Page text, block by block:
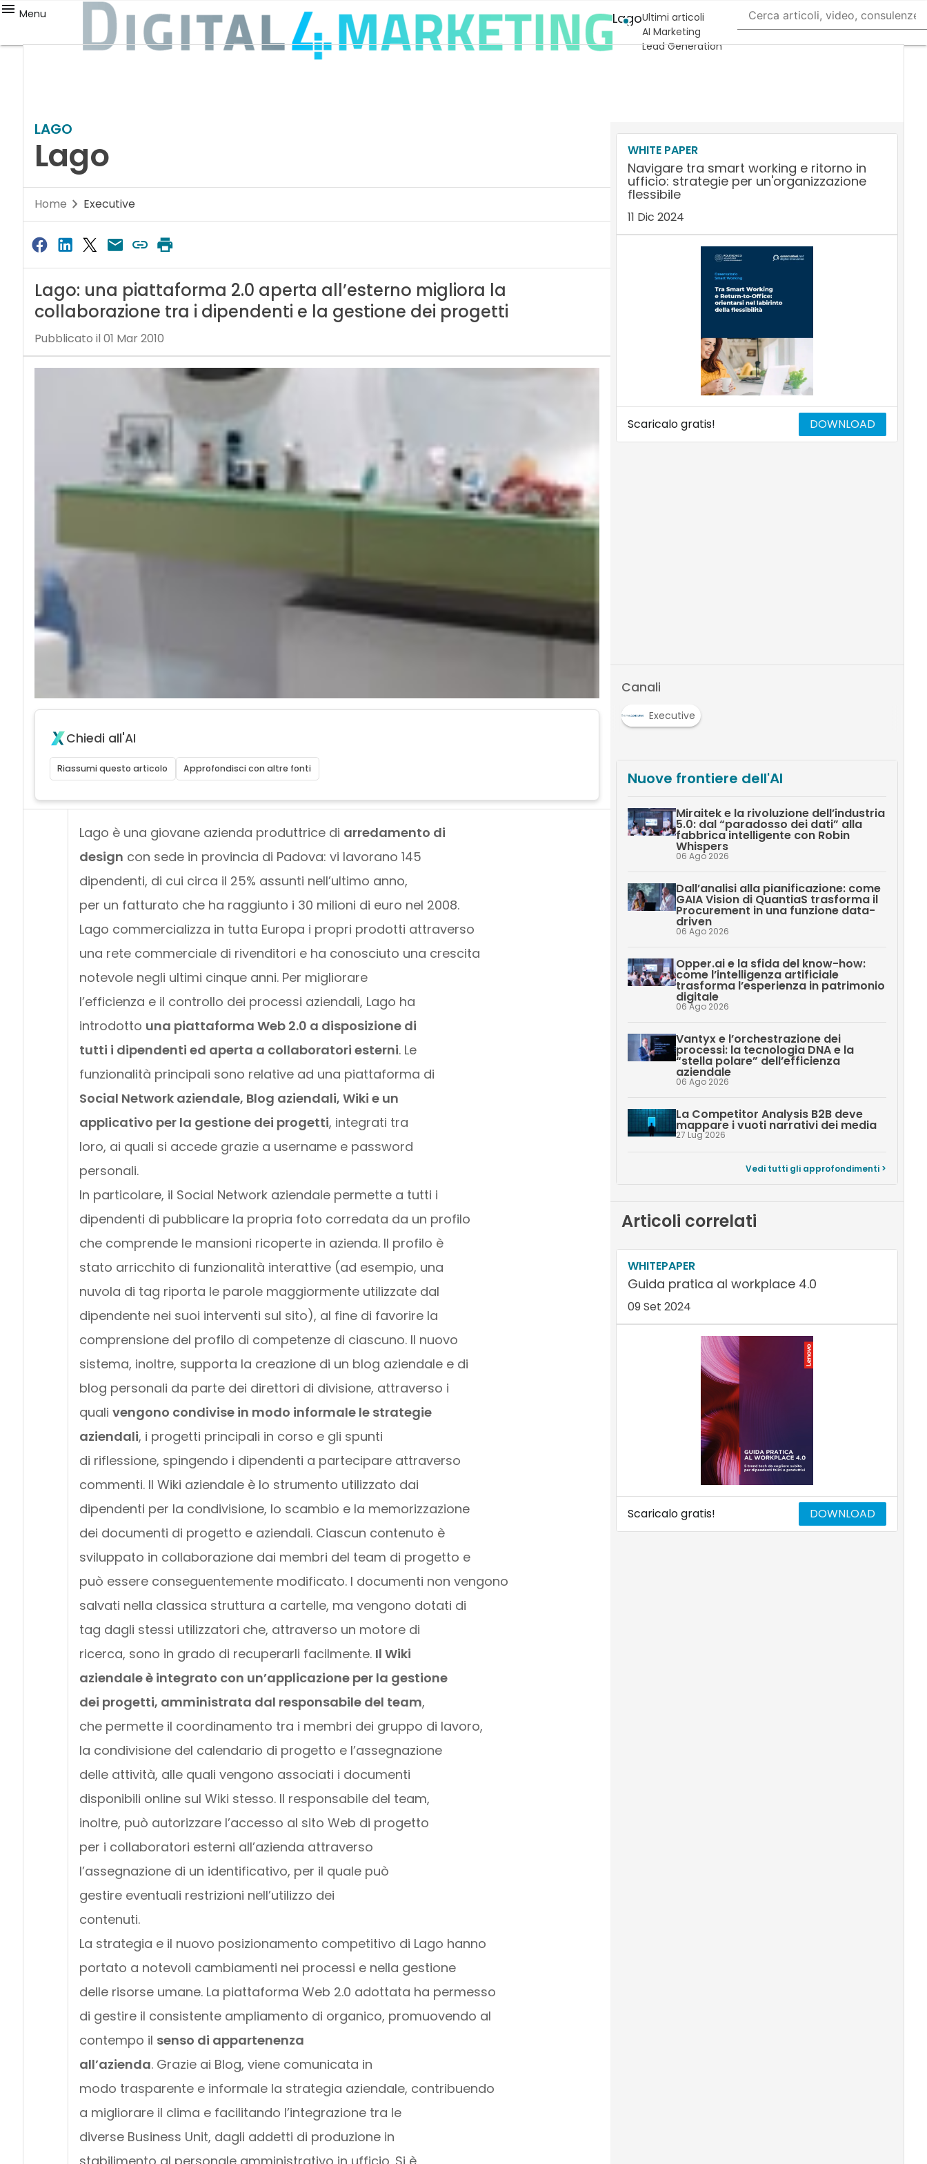
Menu LagoUltimi articoli
AI Marketing
Lead Generation
LAGO
Lago
Home Executive
Lago: una piattaforma 2.0 aperta all’esterno migliora la
collaborazione tra i dipendenti e la gestione dei progetti
Pubblicato il 01 Mar 2010
Chiedi all'AI
Riassumi questo articolo Approfondisci con altre fonti
Lago è una giovane azienda produttrice di arredamento di
design con sede in provincia di Padova: vi lavorano 145
dipendenti, di cui circa il 25% assunti nell’ultimo anno,
per un fatturato che ha raggiunto i 30 milioni di euro nel 2008.
Lago commercializza in tutta Europa i propri prodotti attraverso
una rete commerciale di rivenditori e ha conosciuto una crescita
notevole negli ultimi cinque anni. Per migliorare
l’efficienza e il controllo dei processi aziendali, Lago ha
introdotto una piattaforma Web 2.0 a disposizione di
tutti i dipendenti ed aperta a collaboratori esterni. Le
funzionalità principali sono relative ad una piattaforma di
Social Network aziendale, Blog aziendali, Wiki e un
applicativo per la gestione dei progetti, integrati tra
loro, ai quali si accede grazie a username e password
personali.
In particolare, il Social Network aziendale permette a tutti i
dipendenti di pubblicare la propria foto corredata da un profilo
che comprende le mansioni ricoperte in azienda. Il profilo è
stato arricchito di funzionalità interattive (ad esempio, una
nuvola di tag riporta le parole maggiormente utilizzate dal
dipendente nei suoi interventi sul sito), al fine di favorire la
comprensione del profilo di competenze di ciascuno. Il nuovo
sistema, inoltre, supporta la creazione di un blog aziendale e di
blog personali da parte dei direttori di divisione, attraverso i
quali vengono condivise in modo informale le strategie
aziendali, i progetti principali in corso e gli spunti
di riflessione, spingendo i dipendenti a partecipare attraverso
commenti. Il Wiki aziendale è lo strumento utilizzato dai
dipendenti per la condivisione, lo scambio e la memorizzazione
dei documenti di progetto e aziendali. Ciascun contenuto è
sviluppato in collaborazione dai membri del team di progetto e
può essere conseguentemente modificato. I documenti non vengono
salvati nella classica struttura a cartelle, ma vengono dotati di
tag dagli stessi utilizzatori che, attraverso un motore di
ricerca, sono in grado di recuperarli facilmente. Il Wiki
aziendale è integrato con un’applicazione per la gestione
dei progetti, amministrata dal responsabile del team,
che permette il coordinamento tra i membri dei gruppo di lavoro,
la condivisione del calendario di progetto e l’assegnazione
delle attività, alle quali vengono associati i documenti
disponibili online sul Wiki stesso. Il responsabile del team,
inoltre, può autorizzare l’accesso al sito Web di progetto
per i collaboratori esterni all’azienda attraverso
l’assegnazione di un identificativo, per il quale può
gestire eventuali restrizioni nell’utilizzo dei
contenuti.
La strategia e il nuovo posizionamento competitivo di Lago hanno
portato a notevoli cambiamenti nei processi e nella gestione
delle risorse umane. La piattaforma Web 2.0 adottata ha permesso
di gestire il consistente ampliamento di organico, promuovendo al
contempo il senso di appartenenza
all’azienda. Grazie ai Blog, viene comunicata in
modo trasparente e informale la strategia aziendale, contribuendo
a migliorare il clima e facilitando l’integrazione tra le
diverse Business Unit, dagli addetti di produzione in
WHITE PAPER
Navigare tra smart working e ritorno in
ufficio: strategie per un'organizzazione
flessibile
11 Dic 2024
Scaricalo gratis! DOWNLOAD
Canali
Executive
Nuove frontiere dell'AI
Miraitek e la rivoluzione dell’industria
5.0: dal “paradosso dei dati” alla
fabbrica intelligente con Robin
Whispers
06 Ago 2026
Dall’analisi alla pianificazione: come
GAIA Vision di QuantiaS trasforma il
Procurement in una funzione data-
driven
06 Ago 2026
Opper.ai e la sfida del know-how:
come l’intelligenza artificiale
trasforma l’esperienza in patrimonio
digitale
06 Ago 2026
Vantyx e l’orchestrazione dei
processi: la tecnologia DNA e la
“stella polare” dell’efficienza
aziendale
06 Ago 2026
La Competitor Analysis B2B deve
mappare i vuoti narrativi dei media
27 Lug 2026
Vedi tutti gli approfondimenti >
Articoli correlati
WHITEPAPER
Guida pratica al workplace 4.0
09 Set 2024
Scaricalo gratis! DOWNLOAD